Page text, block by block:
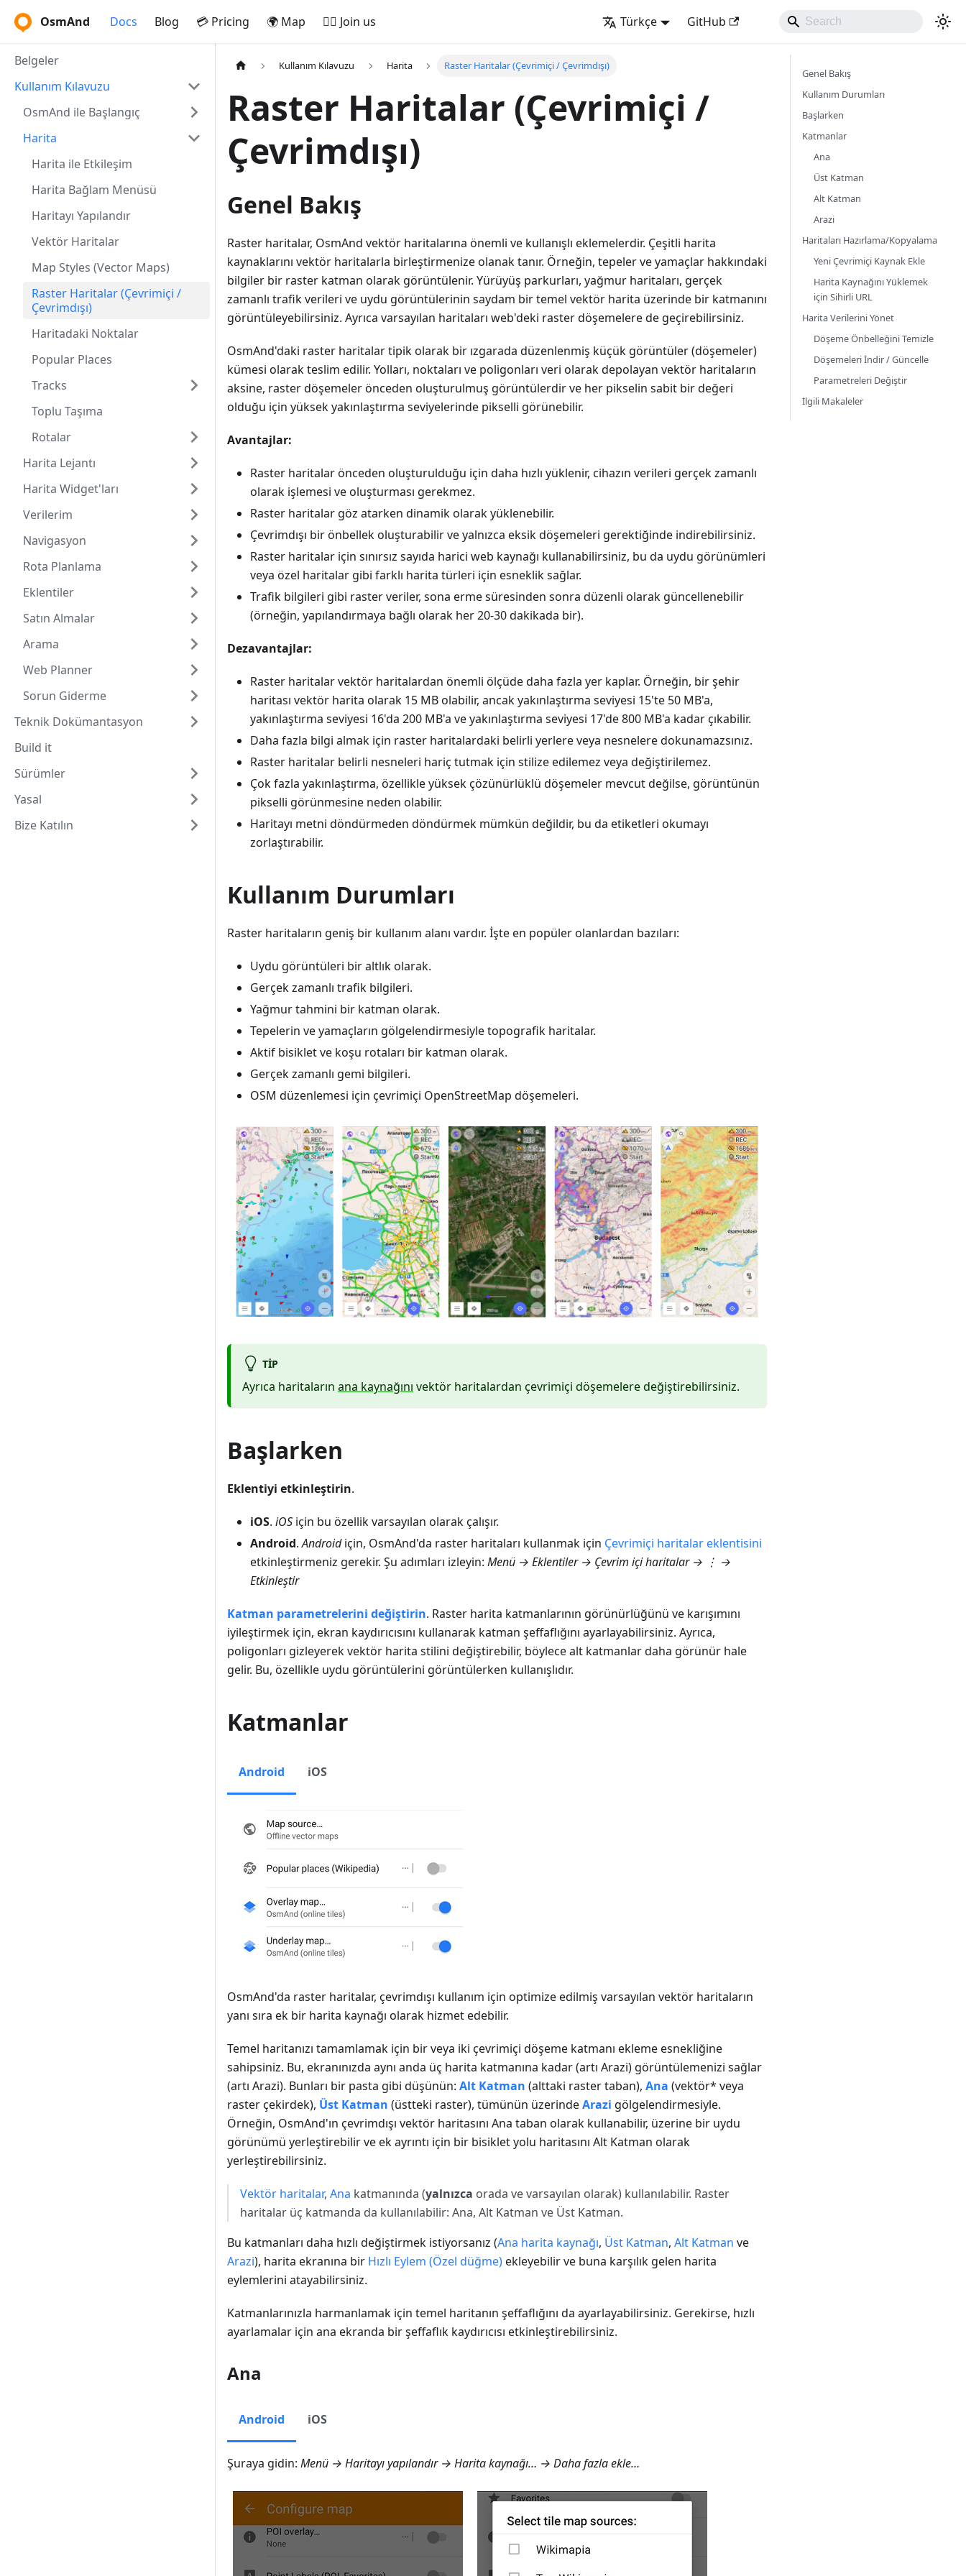
OsmAnd Docs Blog 💳 Pricing 🌍 Map 🚵‍♂️ Join us Türkçe GitHub
Belgeler
Kullanım Kılavuzu
OsmAnd ile Başlangıç
Harita
Harita ile Etkileşim
Harita Bağlam Menüsü
Haritayı Yapılandır
Vektör Haritalar
Map Styles (Vector Maps)
Raster Haritalar (Çevrimiçi /
Çevrimdışı)
Haritadaki Noktalar
Popular Places
Tracks
Toplu Taşıma
Rotalar
Harita Lejantı
Harita Widget'ları
Verilerim
Navigasyon
Rota Planlama
Eklentiler
Satın Almalar
Arama
Web Planner
Sorun Giderme
Teknik Dokümantasyon
Build it
Sürümler
Yasal
Bize Katılın
Kullanım Kılavuzu Harita Raster Haritalar (Çevrimiçi / Çevrimdışı)
Raster Haritalar (Çevrimiçi /
Çevrimdışı)
Genel Bakış
Raster haritalar, OsmAnd vektör haritalarına önemli ve kullanışlı eklemelerdir. Çeşitli harita
kaynaklarını vektör haritalarla birleştirmenize olanak tanır. Örneğin, tepeler ve yamaçlar hakkındaki
bilgiler bir raster katman olarak görüntülenir. Yürüyüş parkurları, yağmur haritaları, gerçek
zamanlı trafik verileri ve uydu görüntülerinin saydam bir temel vektör harita üzerinde bir katmanını
görüntüleyebilirsiniz. Ayrıca varsayılan haritaları web'deki raster döşemelere de geçirebilirsiniz.
OsmAnd'daki raster haritalar tipik olarak bir ızgarada düzenlenmiş küçük görüntüler (döşemeler)
kümesi olarak teslim edilir. Yolları, noktaları ve poligonları veri olarak depolayan vektör haritaların
aksine, raster döşemeler önceden oluşturulmuş görüntülerdir ve her pikselin sabit bir değeri
olduğu için yüksek yakınlaştırma seviyelerinde pikselli görünebilir.
Avantajlar:
Raster haritalar önceden oluşturulduğu için daha hızlı yüklenir, cihazın verileri gerçek zamanlı
olarak işlemesi ve oluşturması gerekmez.
Raster haritalar göz atarken dinamik olarak yüklenebilir.
Çevrimdışı bir önbellek oluşturabilir ve yalnızca eksik döşemeleri gerektiğinde indirebilirsiniz.
Raster haritalar için sınırsız sayıda harici web kaynağı kullanabilirsiniz, bu da uydu görünümleri
veya özel haritalar gibi farklı harita türleri için esneklik sağlar.
Trafik bilgileri gibi raster veriler, sona erme süresinden sonra düzenli olarak güncellenebilir
(örneğin, yapılandırmaya bağlı olarak her 20-30 dakikada bir).
Dezavantajlar:
Raster haritalar vektör haritalardan önemli ölçüde daha fazla yer kaplar. Örneğin, bir şehir
haritası vektör harita olarak 15 MB olabilir, ancak yakınlaştırma seviyesi 15'te 50 MB'a,
yakınlaştırma seviyesi 16'da 200 MB'a ve yakınlaştırma seviyesi 17'de 800 MB'a kadar çıkabilir.
Daha fazla bilgi almak için raster haritalardaki belirli yerlere veya nesnelere dokunamazsınız.
Raster haritalar belirli nesneleri hariç tutmak için stilize edilemez veya değiştirilemez.
Çok fazla yakınlaştırma, özellikle yüksek çözünürlüklü döşemeler mevcut değilse, görüntünün
pikselli görünmesine neden olabilir.
Haritayı metni döndürmeden döndürmek mümkün değildir, bu da etiketleri okumayı
zorlaştırabilir.
Kullanım Durumları
Raster haritaların geniş bir kullanım alanı vardır. İşte en popüler olanlardan bazıları:
Uydu görüntüleri bir altlık olarak.
Gerçek zamanlı trafik bilgileri.
Yağmur tahmini bir katman olarak.
Tepelerin ve yamaçların gölgelendirmesiyle topografik haritalar.
Aktif bisiklet ve koşu rotaları bir katman olarak.
Gerçek zamanlı gemi bilgileri.
OSM düzenlemesi için çevrimiçi OpenStreetMap döşemeleri.
TIP
Ayrıca haritaların ana kaynağını vektör haritalardan çevrimiçi döşemelere değiştirebilirsiniz.
Başlarken
Eklentiyi etkinleştirin.
iOS. iOS için bu özellik varsayılan olarak çalışır.
Android.Androidiçin, OsmAnd'da raster haritaları kullanmak için Çevrimiçi haritalar eklentisini
etkinleştirmeniz gerekir. Şu adımları izleyin: Menü → Eklentiler → Çevrim içi haritalar→ ⋮ →
Etkinleştir
Katman parametrelerini değiştirin. Raster harita katmanlarının görünürlüğünü ve karışımını
iyileştirmek için, ekran kaydırıcısını kullanarak katman şeffaflığını ayarlayabilirsiniz. Ayrıca,
poligonları gizleyerek vektör harita stilini değiştirebilir, böylece alt katmanlar daha görünür hale
gelir. Bu, özellikle uydu görüntülerini görüntülerken kullanışlıdır.
Katmanlar
Android iOS
OsmAnd'da raster haritalar, çevrimdışı kullanım için optimize edilmiş varsayılan vektör haritaların
yanı sıra ek bir harita kaynağı olarak hizmet edebilir.
Temel haritanızı tamamlamak için bir veya iki çevrimiçi döşeme katmanı ekleme esnekliğine
sahipsiniz. Bu, ekranınızda aynı anda üç harita katmanına kadar (artı Arazi) görüntülemenizi sağlar
(artı Arazi). Bunları bir pasta gibi düşünün: Alt Katman (alttaki raster taban), Ana (vektör* veya
raster çekirdek), Üst Katman (üstteki raster), tümünün üzerindeArazi gölgelendirmesiyle.
Örneğin, OsmAnd'ın çevrimdışı vektör haritasını Ana taban olarak kullanabilir, üzerine bir uydu
görünümü yerleştirebilir ve ek ayrıntı için bir bisiklet yolu haritasını Alt Katman olarak
yerleştirebilirsiniz.
Vektör haritalar, Ana katmanında (yalnızca orada ve varsayılan olarak) kullanılabilir. Raster
haritalar üç katmanda da kullanılabilir: Ana, Alt Katman ve Üst Katman.
Bu katmanları daha hızlı değiştirmek istiyorsanız (Ana harita kaynağı, Üst Katman, Alt Katman ve
Arazi), harita ekranına bir Hızlı Eylem (Özel düğme)ekleyebilir ve buna karşılık gelen harita
eylemlerini atayabilirsiniz.
Katmanlarınızla harmanlamak için temel haritanın şeffaflığını da ayarlayabilirsiniz. Gerekirse, hızlı
ayarlamalar için ana ekranda bir şeffaflık kaydırıcısı etkinleştirebilirsiniz.
Ana
Android iOS
Şuraya gidin: Menü → Haritayı yapılandır → Harita kaynağı… → Daha fazla ekle…
Genel Bakış
Kullanım Durumları
Başlarken
Katmanlar
Ana
Üst Katman
Alt Katman
Arazi
Haritaları Hazırlama/Kopyalama
Yeni Çevrimiçi Kaynak Ekle
Harita Kaynağını Yüklemek
için Sihirli URL
Harita Verilerini Yönet
Döşeme Önbelleğini Temizle
Döşemeleri İndir / Güncelle
Parametreleri Değiştir
İlgili Makaleler